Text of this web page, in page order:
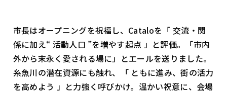
市長はオープニングを祝福し、Cataloを「 交流・関
係に加え“ 活動人口 ”を増やす起点 」と評価。「市内
外から末永く愛される場に」とエールを送りました。
糸魚川の潜在資源にも触れ、「 ともに進み、街の活力
を高めよう 」と力強く呼びかけ。温かい祝意に、会場